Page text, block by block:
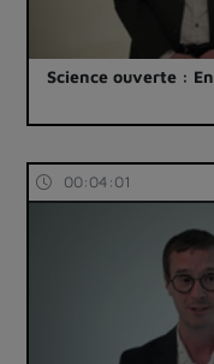
Science ouverte :
00:04:01